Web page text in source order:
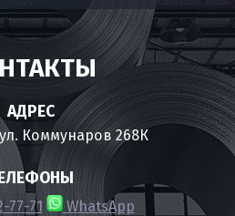
АДРЕС
Коммунаров 268К
77-71 WhatsApp